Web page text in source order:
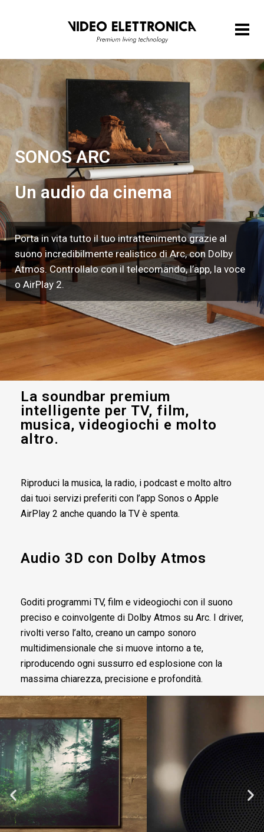
SONOS ARC
Un audio da cinema
Porta in vita tutto il tuo intrattenimento grazie al
suono incredibilmente realistico di Arc, con Dolby
Atmos. Controllalo con il telecomando, l’app, la voce
o AirPlay 2.
La soundbar premium
intelligente per TV, film,
musica, videogiochi e molto
altro.
Riproduci la musica, la radio, i podcast e molto altro
dai tuoi servizi preferiti con l’app Sonos o Apple
AirPlay 2 anche quando la TV è spenta.
Audio 3D con Dolby Atmos
Goditi programmi TV, film e videogiochi con il suono
preciso e coinvolgente di Dolby Atmos su Arc. I driver,
rivolti verso l’alto, creano un campo sonoro
multidimensionale che si muove intorno a te,
riproducendo ogni sussurro ed esplosione con la
massima chiarezza, precisione e profondità.